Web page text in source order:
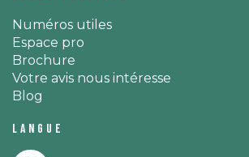
Numéros utiles
Espace pro
Brochure
Votre avis nous intéresse
Blog
Langue